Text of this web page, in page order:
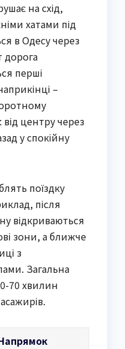
на схід,
хатами під
в Одесу через
дорога
перші
–
центру через
у спокійну
поїздку
після
відкриваються
зони, а ближче
з
Загальна
70 хвилин